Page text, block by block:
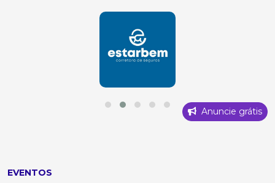
Anuncie grátis
EVENTOS